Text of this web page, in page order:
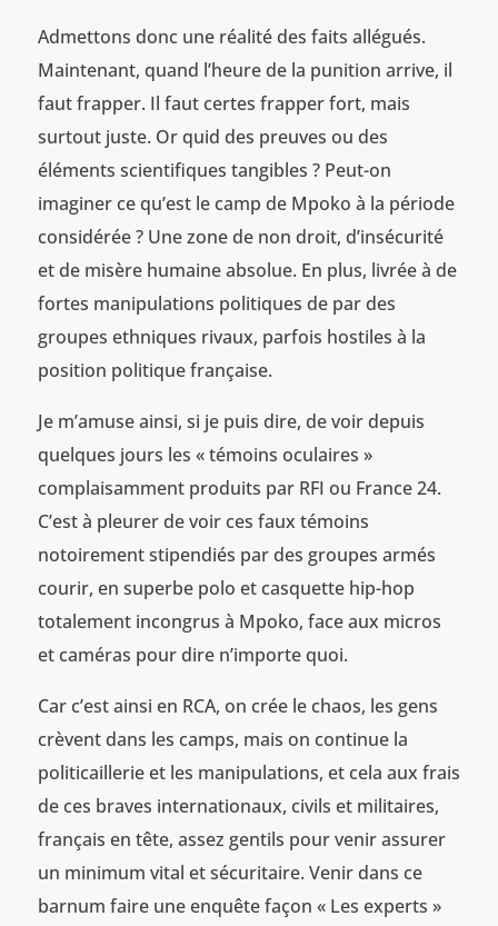
Admettons donc une réalité des faits allégués.
Maintenant, quand l’heure de la punition arrive, il
faut frapper. Il faut certes frapper fort, mais
surtout juste. Or quid des preuves ou des
éléments scientifiques tangibles ? Peut-on
imaginer ce qu’est le camp de Mpoko à la période
considérée ? Une zone de non droit, d’insécurité
et de misère humaine absolue. En plus, livrée à de
fortes manipulations politiques de par des
groupes ethniques rivaux, parfois hostiles à la
position politique française.
Je m’amuse ainsi, si je puis dire, de voir depuis
quelques jours les « témoins oculaires »
complaisamment produits par RFI ou France 24.
C’est à pleurer de voir ces faux témoins
notoirement stipendiés par des groupes armés
courir, en superbe polo et casquette hip-hop
totalement incongrus à Mpoko, face aux micros
et caméras pour dire n’importe quoi.
Car c’est ainsi en RCA, on crée le chaos, les gens
crèvent dans les camps, mais on continue la
politicaillerie et les manipulations, et cela aux frais
de ces braves internationaux, civils et militaires,
français en tête, assez gentils pour venir assurer
un minimum vital et sécuritaire. Venir dans ce
barnum faire une enquête façon « Les experts »